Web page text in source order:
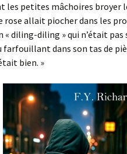
les petites mâchoires broyer
rose allait piocher dans les
« diling-diling » qui n’était pas
farfouillant dans son tas de
bien. »